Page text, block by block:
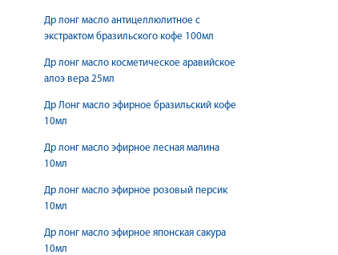
Др лонг масло антицеллюлитное с
экстрактом бразильского кофе 100мл
Др лонг масло косметическое аравийское
алоэ вера 25мл
Др Лонг масло эфирное бразильский кофе
10мл
Др лонг масло эфирное лесная малина
10мл
Др лонг масло эфирное розовый персик
10мл
Др лонг масло эфирное японская сакура
10мл